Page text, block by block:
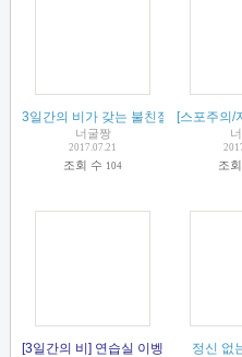
3일간의 비가 갖는 불친절함에 대하여
너굴짱
2017.07.21
조회 수 104
[스포주의/
조
[3일간의 비] 연습실 이벵합니다. 참여
정신 없